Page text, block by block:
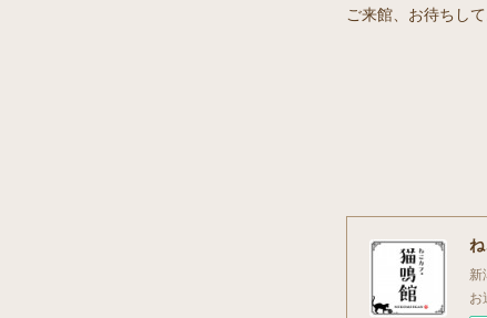
ご来館、お待ちし
新
お